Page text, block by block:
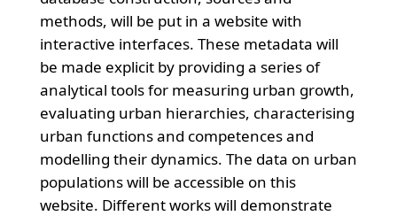
methods, will be put in a website with
interactive interfaces. These metadata will
be made explicit by providing a series of
analytical tools for measuring urban growth,
evaluating urban hierarchies, characterising
urban functions and competences and
modelling their dynamics. The data on urban
populations will be accessible on this
website. Different works will demonstrate